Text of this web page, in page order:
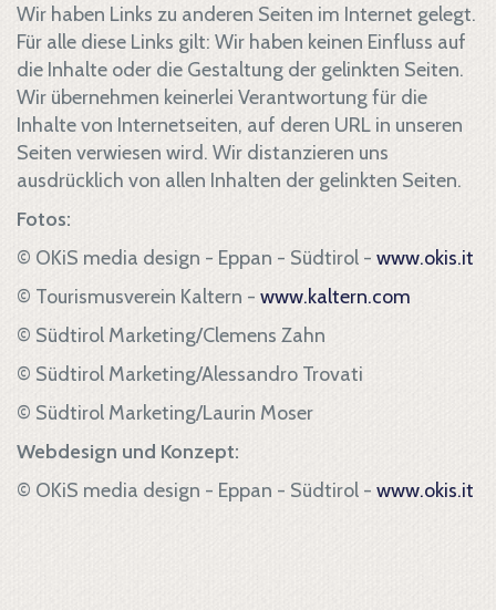
Wir haben Links zu anderen Seiten im Internet gelegt.
Für alle diese Links gilt: Wir haben keinen Einfluss auf
die Inhalte oder die Gestaltung der gelinkten Seiten.
Wir übernehmen keinerlei Verantwortung für die
Inhalte von Internetseiten, auf deren URL in unseren
Seiten verwiesen wird. Wir distanzieren uns
ausdrücklich von allen Inhalten der gelinkten Seiten.
Fotos:
© OKiS media design - Eppan - Südtirol - www.okis.it
© Tourismusverein Kaltern - www.kaltern.com
© Südtirol Marketing/Clemens Zahn
© Südtirol Marketing/Alessandro Trovati
© Südtirol Marketing/Laurin Moser
Webdesign und Konzept:
© OKiS media design - Eppan - Südtirol - www.okis.it